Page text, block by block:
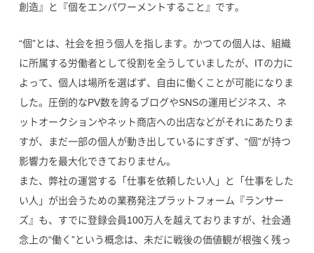
創造』と『個をエンパワーメントすること』です。
“個”とは、社会を担う個人を指します。かつての個人は、組織
に所属する労働者として役割を全うしていましたが、ITの力に
よって、個人は場所を選ばず、自由に働くことが可能になりま
した。圧倒的なPV数を誇るブログやSNSの運用ビジネス、ネ
ットオークションやネット商店への出店などがそれにあたりま
すが、まだ一部の個人が動き出しているにすぎず、“個”が持つ
影響力を最大化できておりません。
また、弊社の運営する「仕事を依頼したい人」と「仕事をした
い人」が出会うための業務発注プラットフォーム『ランサー
ズ』も、すでに登録会員100万人を越えておりますが、社会通
念上の“働く”という概念は、未だに戦後の価値観が根強く残っ